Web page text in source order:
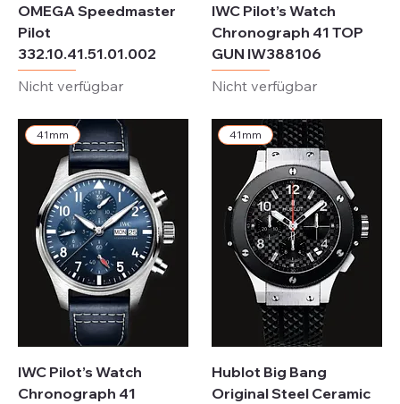
OMEGA Speedmaster
Pilot
332.10.41.51.01.002
Nicht verfügbar
IWC Pilot’s Watch
Chronograph 41 TOP
GUN IW388106
Nicht verfügbar
41mm
IWC Pilot’s Watch
Chronograph 41
41mm
Hublot Big Bang
Original Steel Ceramic